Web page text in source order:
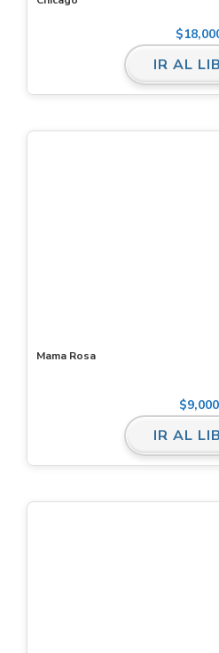
$
IR AL
Mama Rosa
$9,000
IR AL